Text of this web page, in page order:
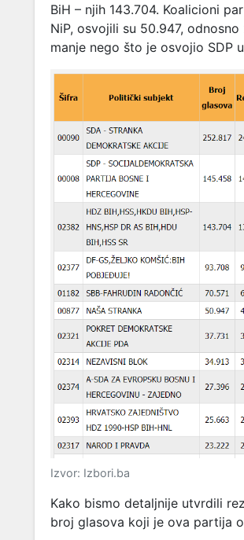
BiH – njih 143.704. Koalicioni
NiP, osvojili su 50.947,
manje nego što je osvojio SDP
Izvor: Izbori.ba
Kako bismo detaljnije utvrdili
broj glasova koji je ova partija